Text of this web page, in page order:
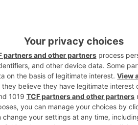
Salvamento Canino, que desde
con ayuda de sus perros.
en las proximidades de